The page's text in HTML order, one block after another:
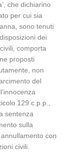
che dichiarino
per cui sia
sono tenuti
dei
comporta
proposti
non
del
129 c.p.p.,
sentenza
sulla
annullamento con
civili.